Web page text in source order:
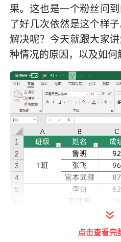
果。这也是一个粉丝问
了好几次依然是这个样
解决呢？今天就跟大家
种情况的原因，以及如何
点击查看完